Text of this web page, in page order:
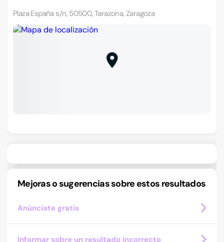
Plaza España s/n, 50500, Tarazona, Zaragoza
Mejoras o sugerencias sobre estos resultados
Anúnciate gratis
Informar sobre un resultado incorrecto